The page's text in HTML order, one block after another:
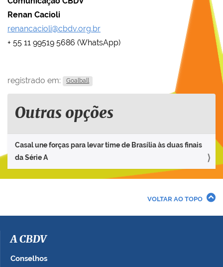
Renan Cacioli
renancacioli@cbdv.org.br
+ 55 11 99519 5686 (WhatsApp)
registrado em: Goalball
Outras opções
Casal une forças para levar time de Brasília às duas finais
da Série A
VOLTAR AO TOPO
A CBDV
Conselhos